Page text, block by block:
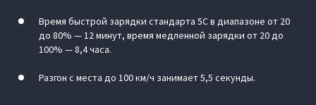
Время быстрой зарядки стандарта 5С в диапазоне от 20
до 80% — 12 минут, время медленной зарядки от 20 до
100% — 8,4 часа.
Разгон с места до 100 км/ч занимает 5,5 секунды.